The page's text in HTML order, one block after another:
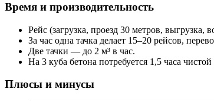
Время и производительность
Рейс (загрузка, проезд 30 метров,
За час одна тачка делает 15–20 рейсов,
Две тачки — до 2 м³ в час.
На 3 куба бетона потребуется 1,5 часа
Плюсы и минусы